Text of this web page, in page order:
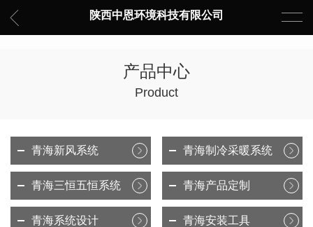
陕西中恩环境科技有限公司
产品中心
Product
青海新风系统 青海制冷采暖系统
青海三恒五恒系统 青海产品定制
青海系统设计 青海安装工具